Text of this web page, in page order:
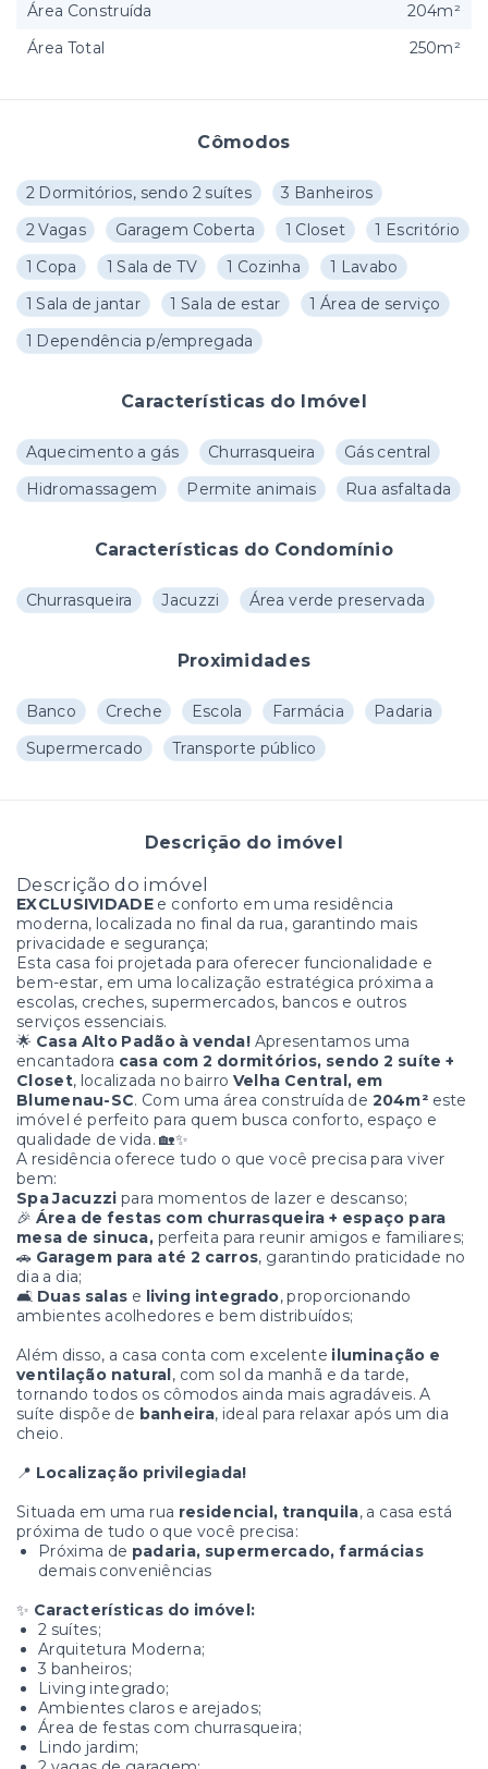
Cômodos
2 Dormitórios, sendo 2 suítes
3 Banheiros
2 Vagas
Garagem Coberta 1 Closet
1 Escritório
1 Copa
1 Sala de TV 1 Cozinha
1 Lavabo
1 Sala de jantar
1 Sala de estar
1 Área de serviço
1 Dependência p/empregada
Características do Imóvel
Aquecimento a gás Churrasqueira
Gás central
Hidromassagem
Permite animais Rua asfaltada
Características do Condomínio
Churrasqueira Jacuzzi Área verde preservada
Proximidades
Banco Creche Escola Farmácia
Padaria
Supermercado
Transporte público
Descrição do imóvel
Descrição do imóvel
EXCLUSIVIDADEe conforto em uma residência
moderna, localizada no final da rua, garantindo mais
privacidade e segurança;
Esta casa foi projetada para oferecer funcionalidade e
bem-estar, em uma localização estratégica próxima a
escolas, creches, supermercados, bancos e outros
serviços essenciais.
🌟 Casa Alto Padão à venda! Apresentamos uma
encantadora casa com 2 dormitórios, sendo 2 suíte +
Closet, localizada no bairro Velha Central, em
Blumenau-SC. Com uma área construída de 204m² este
imóvel é perfeito para quem busca conforto, espaço e
qualidade de vida. 🏡✨
A residência oferece tudo o que você precisa para viver
bem:
Spa Jacuzzipara momentos de lazer e descanso;
🎉 Área de festas com churrasqueira + espaço para
mesa de sinuca, perfeita para reunir amigos e familiares;
🚗 Garagem para até 2 carros, garantindo praticidade no
dia a dia;
🛋️ Duas salas e living integrado, proporcionando
ambientes acolhedores e bem distribuídos;
Além disso, a casa conta com excelente iluminação e
ventilação natural, com sol da manhã e da tarde,
tornando todos os cômodos ainda mais agradáveis. A
suíte dispõe de banheira, ideal para relaxar após um dia
cheio.
📍 Localização privilegiada!
Situada em uma rua residencial, tranquila, a casa está
próxima de tudo o que você precisa:
Próxima de padaria, supermercado, farmácias
demais conveniências
✨ Características do imóvel:
2 suítes;
Arquitetura Moderna;
3 banheiros;
Living integrado;
Ambientes claros e arejados;
Área de festas com churrasqueira;
Lindo jardim;
Área Construída
204m²
Área Total
250m²